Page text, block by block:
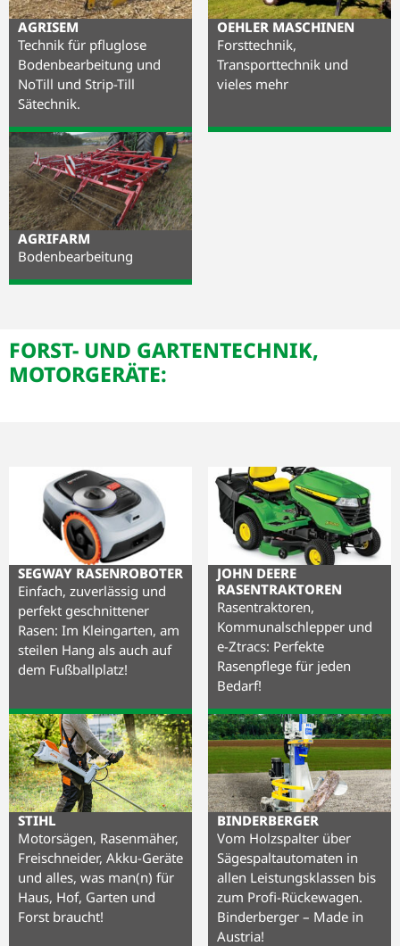
AGRISEM
Technik für pfluglose
Bodenbearbeitung und
NoTill und Strip-Till
Sätechnik.
OEHLER MASCHINEN
Forsttechnik,
Transporttechnik und
vieles mehr
AGRIFARM
Bodenbearbeitung
FORST- UND GARTENTECHNIK,
MOTORGERÄTE:
SEGWAY RASENROBOTER
Einfach, zuverlässig und
perfekt geschnittener
Rasen: Im Kleingarten, am
steilen Hang als auch auf
dem Fußballplatz!
JOHN DEERE
RASENTRAKTOREN
Rasentraktoren,
Kommunalschlepper und
e-Ztracs: Perfekte
Rasenpflege für jeden
Bedarf!
STIHL
Motorsägen, Rasenmäher,
Freischneider, Akku-Geräte
und alles, was man(n) für
Haus, Hof, Garten und
Forst braucht!
BINDERBERGER
Vom Holzspalter über
Sägespaltautomaten in
allen Leistungsklassen bis
zum Profi-Rückewagen.
Binderberger – Made in
Austria!